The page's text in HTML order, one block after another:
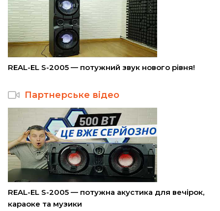
REAL-EL S-2005 — потужний звук нового рівня!
Партнерське відео
REAL-EL S-2005 — потужна акустика для вечірок,
караоке та музики